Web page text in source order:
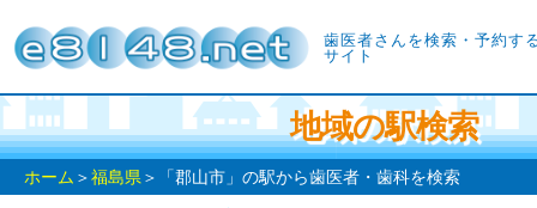
歯医者さんを検索・予約す
サイト
地域の駅検索
ホーム ＞福島県 ＞「郡山市」の駅から歯医者・歯科を検索